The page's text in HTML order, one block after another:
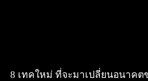
8 เทคใหม่ ที่จะมาเปลี่ยนอนาคต